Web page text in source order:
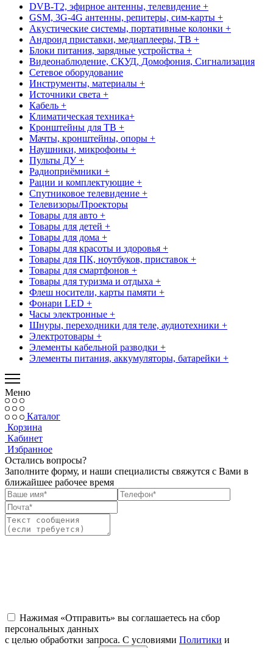
DVB-T2, эфирное антенны, телевидение +
GSM, 3G-4G антенны, репитеры, сим-карты +
Акустические системы, портативные колонки +
Андроид приставки, медиаплееры, ТВ +
Блоки питания, зарядные устройства +
Видеонаблюдение, СКУД, Домофония, Сигнализация
Сетевое оборудование
Инструменты, материалы +
Источники света +
Кабель +
Климатическая техника+
Кронштейны для ТВ +
Мачты, кронштейны, опоры +
Наушники, микрофоны +
Пульты ДУ +
Радиоприёмники +
Рации и комплектующие +
Спутниковое телевидение +
Телевизоры/Проекторы
Товары для авто +
Товары для детей +
Товары для дома +
Товары для красоты и здоровья +
Товары для ПК, ноутбуков, приставок +
Товары для смартфонов +
Товары для туризма и отдыха +
Флеш носители, карты памяти +
Фонари LED +
Часы электронные +
Шнуры, переходники для теле, аудиотехники +
Электротовары +
Элементы кабельной разводки +
Элементы питания, аккумуляторы, батарейки +
Меню
Каталог
Корзина
Кабинет
Избранное
Остались вопросы?
Заполните форму, и наши специалисты свяжутся с Вами в
ближайшее рабочее время
Нажимая «Отправить» вы соглашаетесь на сбор
персональных данных
с целью обработки запроса. С условиями Политики и